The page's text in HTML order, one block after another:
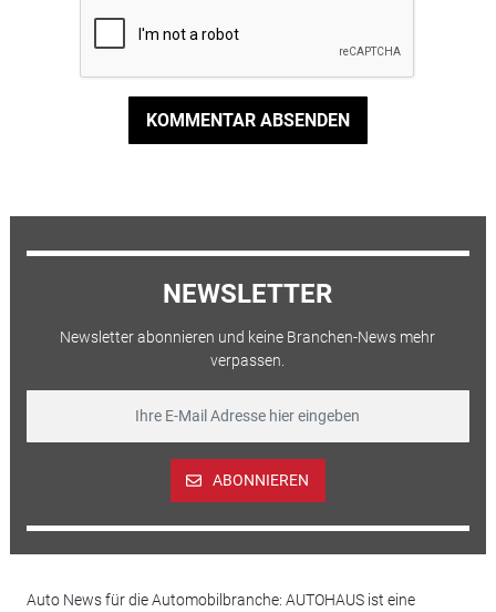
KOMMENTAR ABSENDEN
NEWSLETTER
Newsletter abonnieren und keine Branchen-News mehr
verpassen.
ABONNIEREN
Auto News für die Automobilbranche: AUTOHAUS ist eine